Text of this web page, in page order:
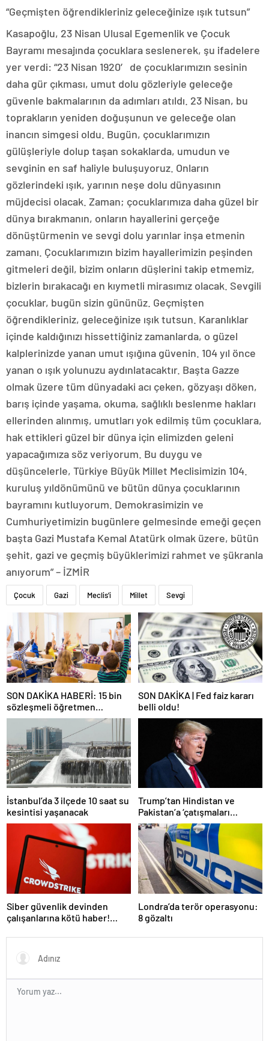
“Geçmişten öğrendikleriniz geleceğinize ışık tutsun”
Kasapoğlu, 23 Nisan Ulusal Egemenlik ve Çocuk
Bayramı mesajında çocuklara seslenerek, şu ifadelere
yer verdi: “23 Nisan 1920′ de çocuklarımızın sesinin
daha gür çıkması, umut dolu gözleriyle geleceğe
güvenle bakmalarının da adımları atıldı. 23 Nisan, bu
toprakların yeniden doğuşunun ve geleceğe olan
inancın simgesi oldu. Bugün, çocuklarımızın
gülüşleriyle dolup taşan sokaklarda, umudun ve
sevginin en saf haliyle buluşuyoruz. Onların
gözlerindeki ışık, yarının neşe dolu dünyasının
müjdecisi olacak. Zaman; çocuklarımıza daha güzel bir
dünya bırakmanın, onların hayallerini gerçeğe
dönüştürmenin ve sevgi dolu yarınlar inşa etmenin
zamanı. Çocuklarımızın bizim hayallerimizin peşinden
gitmeleri değil, bizim onların düşlerini takip etmemiz,
bizlerin bırakacağı en kıymetli mirasımız olacak. Sevgili
çocuklar, bugün sizin gününüz. Geçmişten
öğrendikleriniz, geleceğinize ışık tutsun. Karanlıklar
içinde kaldığınızı hissettiğiniz zamanlarda, o güzel
kalplerinizde yanan umut ışığına güvenin. 104 yıl önce
yanan o ışık yolunuzu aydınlatacaktır. Başta Gazze
olmak üzere tüm dünyadaki acı çeken, gözyaşı döken,
barış içinde yaşama, okuma, sağlıklı beslenme hakları
ellerinden alınmış, umutları yok edilmiş tüm çocuklara,
hak ettikleri güzel bir dünya için elimizden geleni
yapacağımıza söz veriyorum. Bu duygu ve
düşüncelerle, Türkiye Büyük Millet Meclisimizin 104.
kuruluş yıldönümünü ve bütün dünya çocuklarının
bayramını kutluyorum. Demokrasimizin ve
Cumhuriyetimizin bugünlere gelmesinde emeği geçen
başta Gazi Mustafa Kemal Atatürk olmak üzere, bütün
şehit, gazi ve geçmiş büyüklerimizi rahmet ve şükranla
anıyorum” – İZMİR
Çocuk Gazi Meclis'i Millet Sevgi
SON DAKİKA HABERİ: 15 bin
sözleşmeli öğretmen
atamasında sözlü sınava hak
kazanan adaylar açıklandı
SON DAKİKA | Fed faiz kararı
belli oldu!
İstanbul’da 3 ilçede 10 saat su
kesintisi yaşanacak
Trump’tan Hindistan ve
Pakistan’a ‘çatışmaları
durdurun’ çağrısı
Siber güvenlik devinden
çalışanlarına kötü haber!
Londra’da terör operasyonu:
8 gözaltı